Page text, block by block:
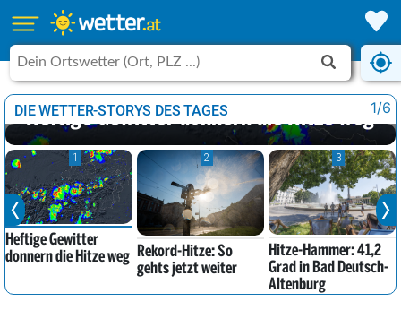
DIE WETTER-STORYS DES TAGES
UNWETTER IM ANMARSCH
Heftige Gewitter donnern die Hitze weg
1
Heftige Gewitter
donnern die Hitze weg
2
Rekord-Hitze: So
gehts jetzt weiter
3
Hitze-Hammer: 41,2
Grad in Bad Deutsch-
Altenburg
1/6